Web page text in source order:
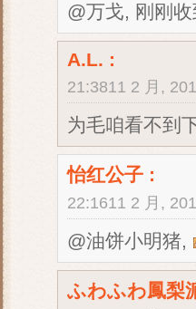
@万戈, 刚刚
A.L. :
21:3811 2 月,
为毛咱看不到
怡红公子 :
22:1611 2 月,
@油饼小明猪,
ふわふわ鳳梨